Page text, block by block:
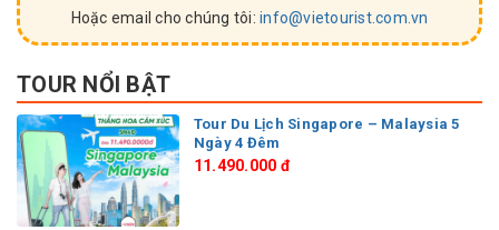
Hoặc email cho chúng tôi: info@vietourist.com.vn
TOUR NỔI BẬT
Tour Du Lịch Singapore – Malaysia 5
Ngày 4 Đêm
11.490.000 đ